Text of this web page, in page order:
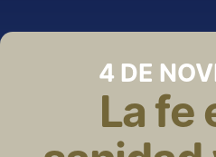
4 DE
La fe